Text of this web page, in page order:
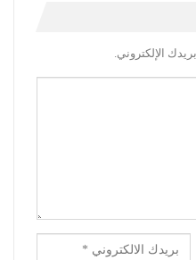
الإلكتروني.